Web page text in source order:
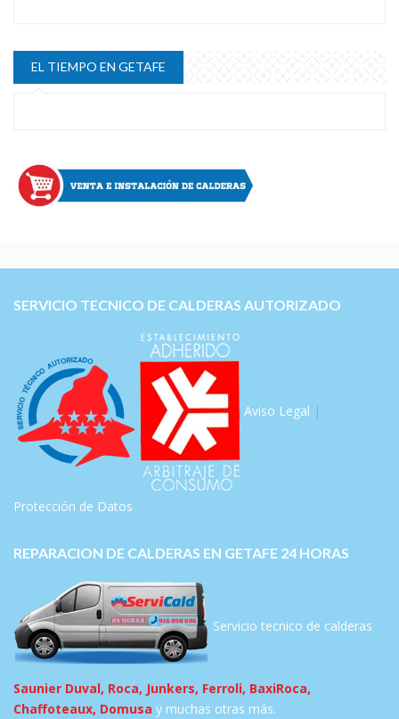
EL TIEMPO EN GETAFE
SERVICIO TECNICO DE CALDERAS AUTORIZADO
Aviso Legal |
Protección de Datos
REPARACION DE CALDERAS EN GETAFE 24 HORAS
Servicio tecnico de calderas
Saunier Duval, Roca, Junkers, Ferroli, BaxiRoca,
Chaffoteaux, Domusa y muchas otras más.